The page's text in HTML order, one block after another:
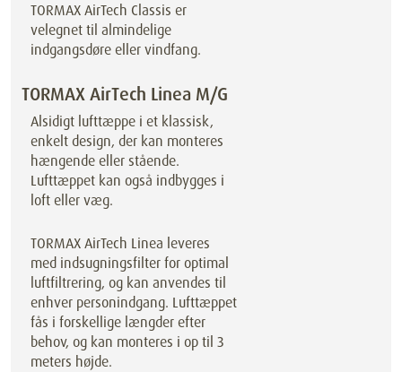
TORMAX AirTech Classis er
velegnet til almindelige
indgangsdøre eller vindfang.
TORMAX AirTech Linea M/G
Alsidigt lufttæppe i et klassisk,
enkelt design, der kan monteres
hængende eller stående.
Lufttæppet kan også indbygges i
loft eller væg.
TORMAX AirTech Linea leveres
med indsugningsfilter for optimal
luftfiltrering, og kan anvendes til
enhver personindgang. Lufttæppet
fås i forskellige længder efter
behov, og kan monteres i op til 3
meters højde.